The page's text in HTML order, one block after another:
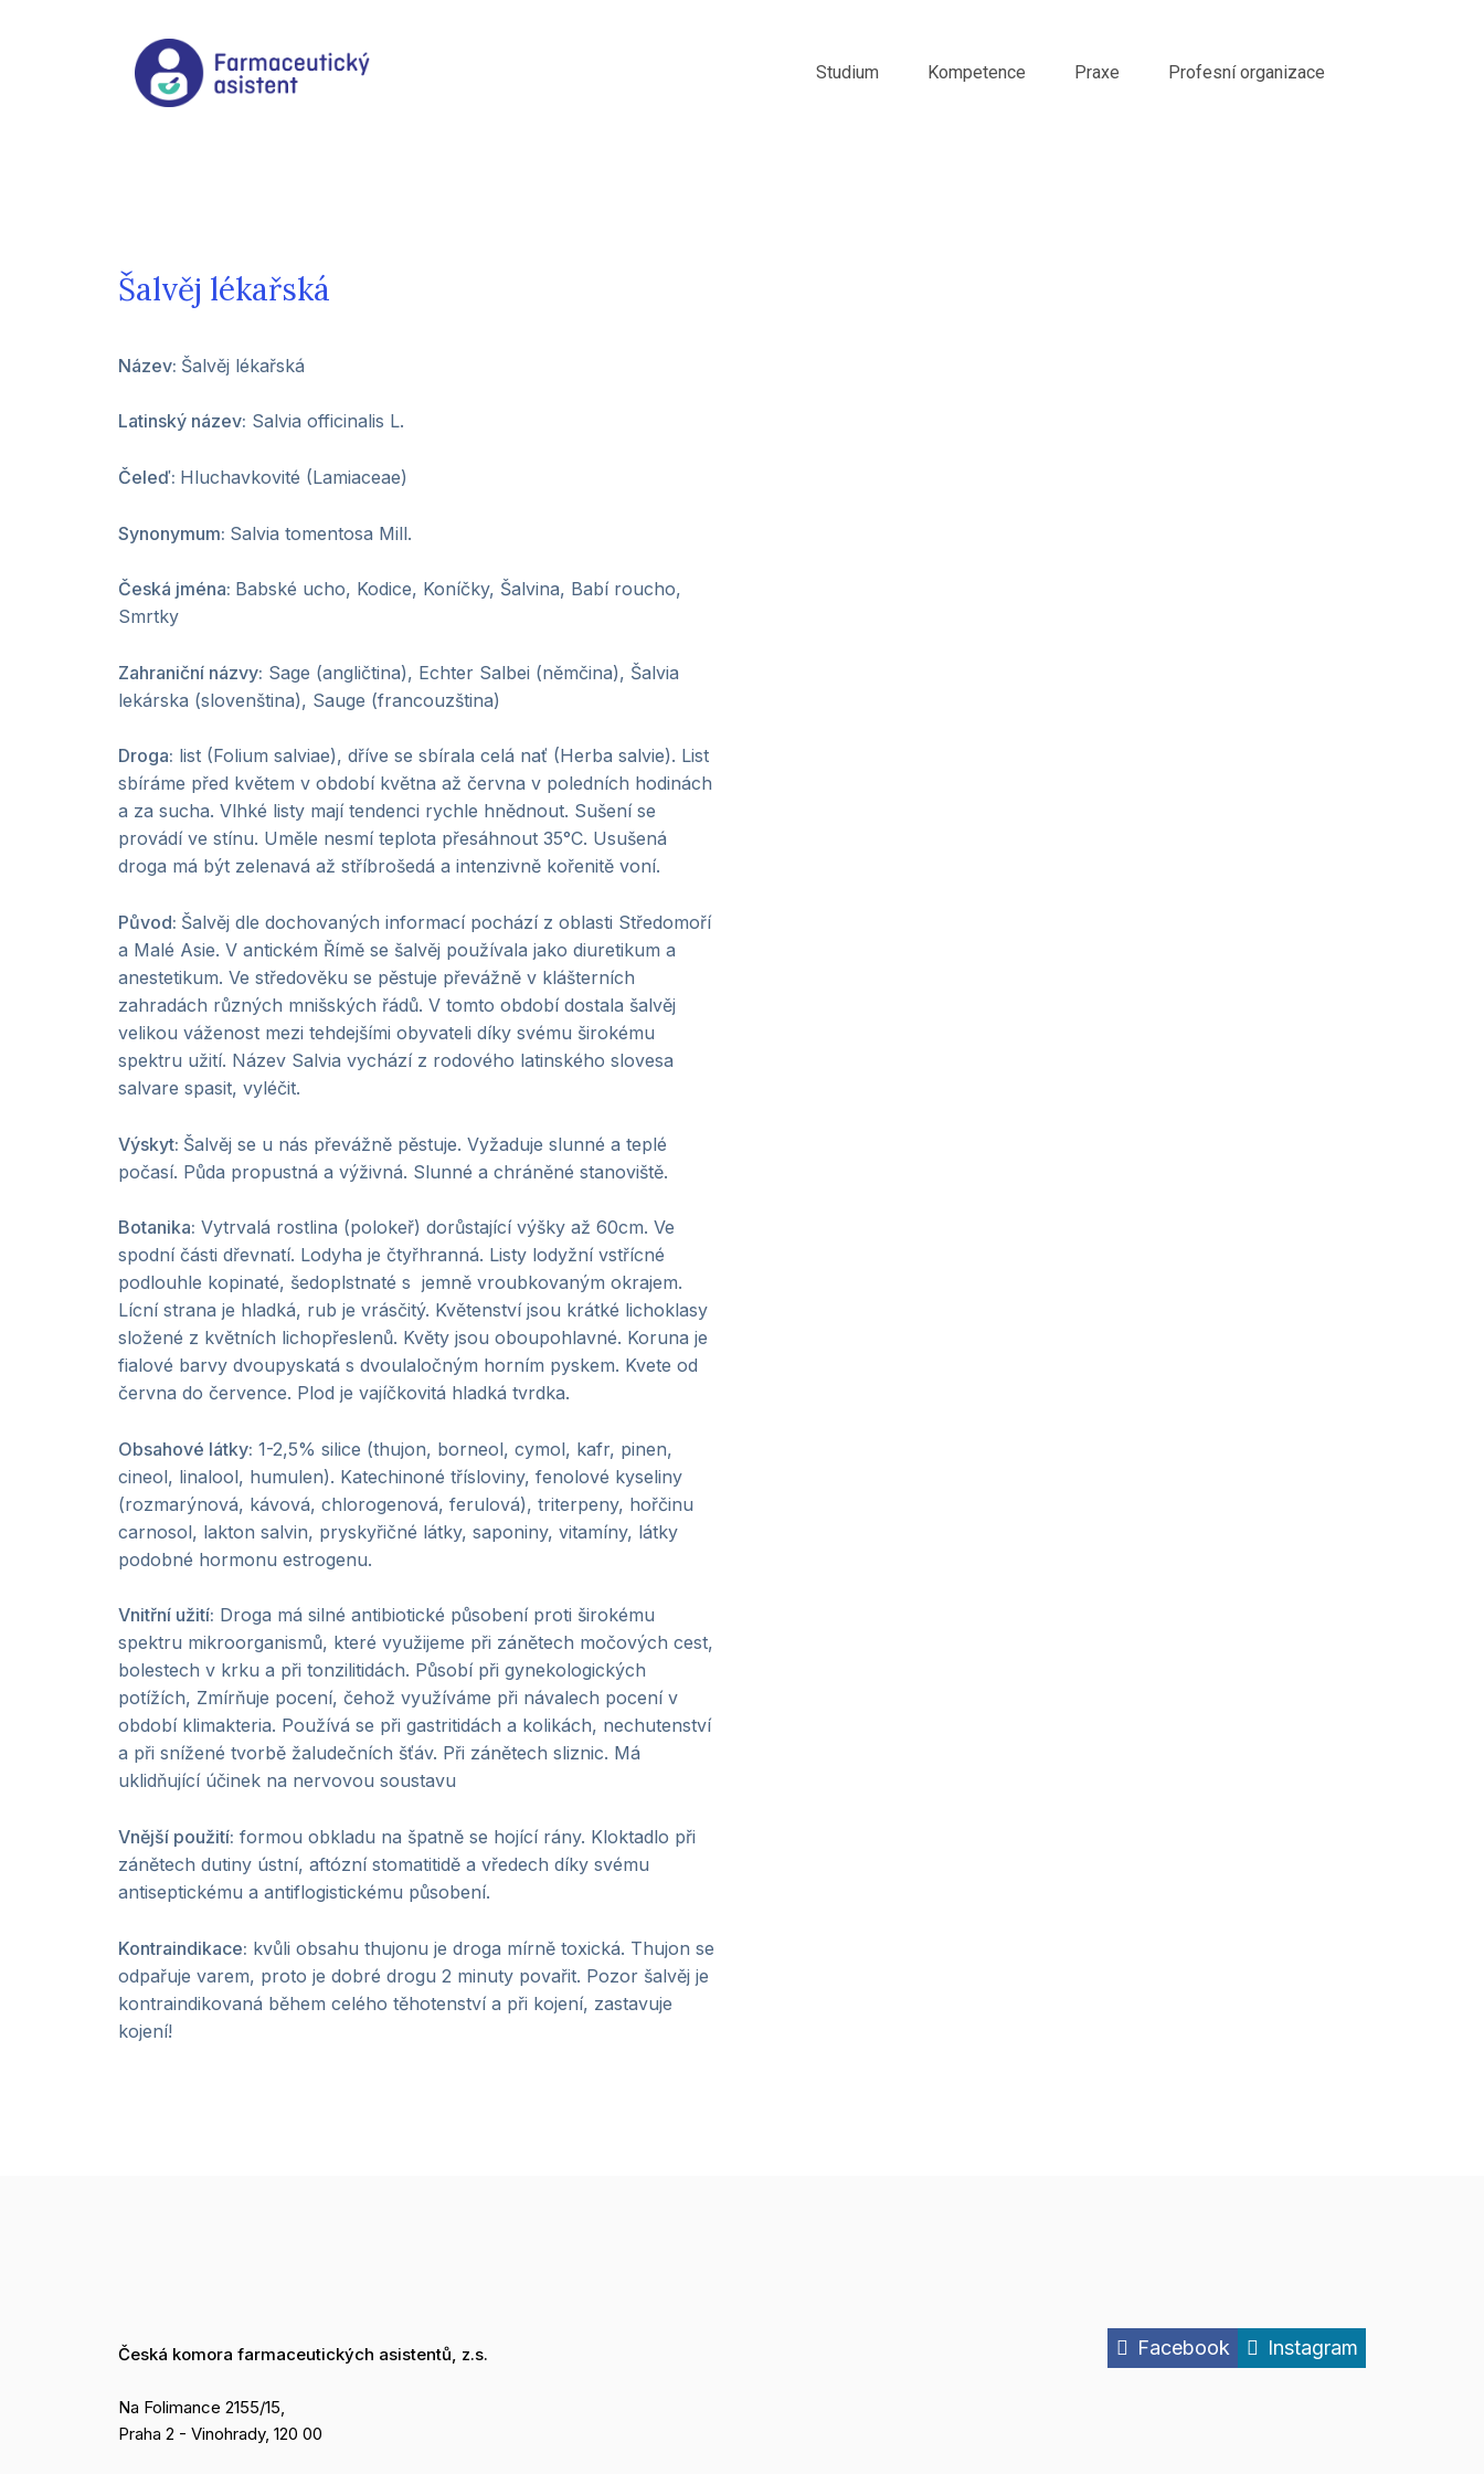
Studium Kompetence Praxe Profesní organizace
Šalvěj lékařská
Název: Šalvěj lékařská
Latinský název: Salvia officinalis L.
Čeleď: Hluchavkovité (Lamiaceae)
Synonymum: Salvia tomentosa Mill.
Česká jména: Babské ucho, Kodice, Koníčky, Šalvina, Babí roucho,
Smrtky
Zahraniční názvy: Sage (angličtina), Echter Salbei (němčina), Šalvia
lekárska (slovenština), Sauge (francouzština)
Droga: list (Folium salviae), dříve se sbírala celá nať (Herba salvie). List
sbíráme před květem v období května až června v poledních hodinách
a za sucha. Vlhké listy mají tendenci rychle hnědnout. Sušení se
provádí ve stínu. Uměle nesmí teplota přesáhnout 35°C. Usušená
droga má být zelenavá až stříbrošedá a intenzivně kořenitě voní.
Původ: Šalvěj dle dochovaných informací pochází z oblasti Středomoří
a Malé Asie. V antickém Římě se šalvěj používala jako diuretikum a
anestetikum. Ve středověku se pěstuje převážně v klášterních
zahradách různých mnišských řádů. V tomto období dostala šalvěj
velikou váženost mezi tehdejšími obyvateli díky svému širokému
spektru užití. Název Salvia vychází z rodového latinského slovesa
salvare spasit, vyléčit.
Výskyt: Šalvěj se u nás převážně pěstuje. Vyžaduje slunné a teplé
počasí. Půda propustná a výživná. Slunné a chráněné stanoviště.
Botanika: Vytrvalá rostlina (polokeř) dorůstající výšky až 60cm. Ve
spodní části dřevnatí. Lodyha je čtyřhranná. Listy lodyžní vstřícné
podlouhle kopinaté, šedoplstnaté s jemně vroubkovaným okrajem.
Lícní strana je hladká, rub je vrásčitý. Květenství jsou krátké lichoklasy
složené z květních lichopřeslenů. Květy jsou oboupohlavné. Koruna je
fialové barvy dvoupyskatá s dvoulaločným horním pyskem. Kvete od
června do července. Plod je vajíčkovitá hladká tvrdka.
Obsahové látky: 1-2,5% silice (thujon, borneol, cymol, kafr, pinen,
cineol, linalool, humulen). Katechinoné třísloviny, fenolové kyseliny
(rozmarýnová, kávová, chlorogenová, ferulová), triterpeny, hořčinu
carnosol, lakton salvin, pryskyřičné látky, saponiny, vitamíny, látky
podobné hormonu estrogenu.
Vnitřní užití: Droga má silné antibiotické působení proti širokému
spektru mikroorganismů, které využijeme při zánětech močových cest,
bolestech v krku a při tonzilitidách. Působí při gynekologických
potížích, Zmírňuje pocení, čehož využíváme při návalech pocení v
období klimakteria. Používá se při gastritidách a kolikách, nechutenství
a při snížené tvorbě žaludečních šťáv. Při zánětech sliznic. Má
uklidňující účinek na nervovou soustavu
Vnější použití: formou obkladu na špatně se hojící rány. Kloktadlo při
zánětech dutiny ústní, aftózní stomatitidě a vředech díky svému
antiseptickému a antiflogistickému působení.
Kontraindikace: kvůli obsahu thujonu je droga mírně toxická. Thujon se
odpařuje varem, proto je dobré drogu 2 minuty povařit. Pozor šalvěj je
kontraindikovaná během celého těhotenství a při kojení, zastavuje
kojení!
Česká komora farmaceutických asistentů, z.s.
Na Folimance 2155/15,
Praha 2 - Vinohrady, 120 00
Facebook Instagram